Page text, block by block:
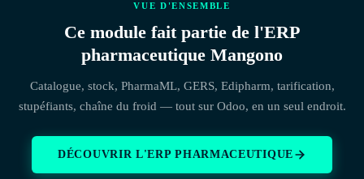
VUE D'ENSEMBLE
Ce module fait partie de l'ERP
pharmaceutique Mangono
Catalogue, stock, PharmaML, GERS, Edipharm, tarification,
stupéfiants, chaîne du froid — tout sur Odoo, en un seul endroit.
DÉCOUVRIR L'ERP PHARMACEUTIQUE